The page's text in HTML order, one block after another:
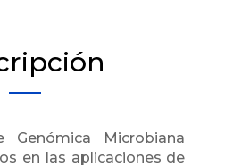
Microbiana
en las aplicaciones de